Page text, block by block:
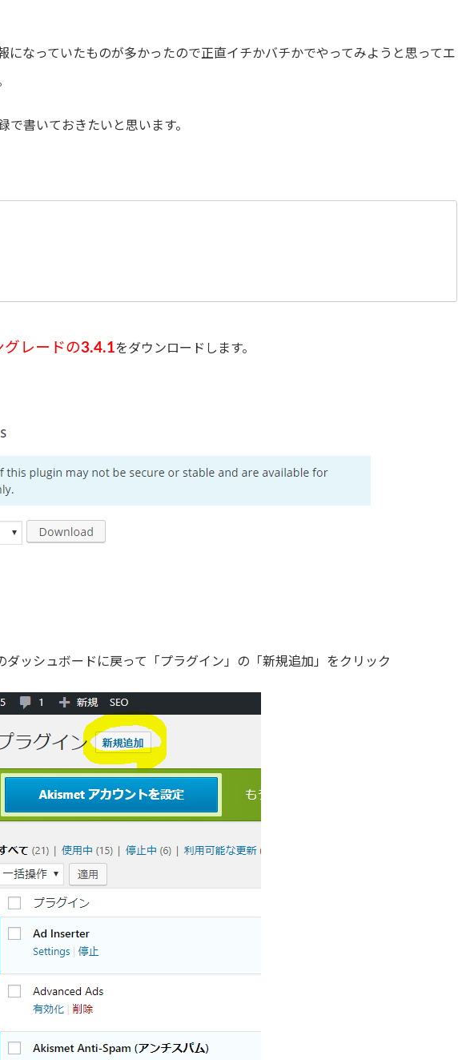
になっていたものが多かったので正直イチかバチかでやってみようと思ってエ
で書いておきたいと思います。
グレードの3.4.1をダウンロードします。
ダッシュボードに戻って「プラグイン」の「新規追加」をクリック